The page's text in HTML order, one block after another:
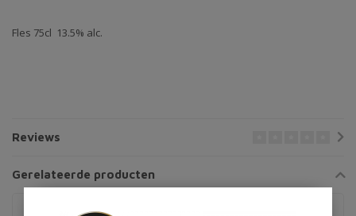
Fles 75cl 13.5% alc.
Reviews
Gerelateerde producten